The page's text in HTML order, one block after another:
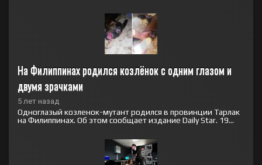
На Филиппинах родился козлёнок с одним глазом и
двумя зрачками
5 лет назад
Одноглазый козленок-мутант родился в провинции Тарлак
на Филиппинах. Об этом сообщает издание Daily Star. 19...